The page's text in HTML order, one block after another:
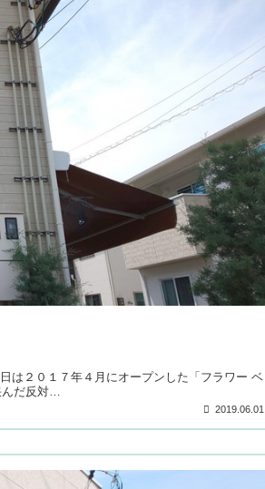
は２０１７年４月にオープンした「フラワー ベ
んだ反対…
2019.06.01